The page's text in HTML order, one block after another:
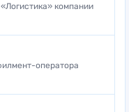
компании
оператора